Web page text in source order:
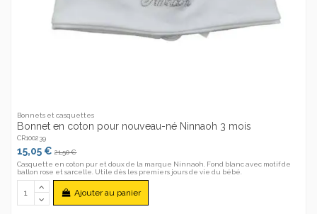
Bonnets et casquettes
Bonnet en coton pour nouveau-né Ninnaoh 3 mois
CR100239
15,05 €21,50 €
Casquette en coton pur et doux de la marque Ninnaoh. Fond blanc avec motif de
ballon rose et sarcelle. Utile dès les premiers jours de vie du bébé.
Ajouter au panier